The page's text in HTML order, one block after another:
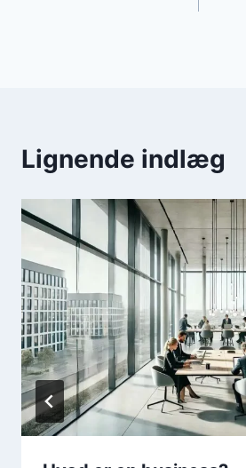
Lignende indlæg